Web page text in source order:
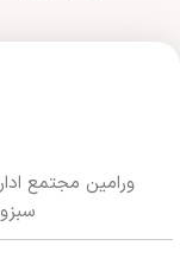
ورامین مجتمع